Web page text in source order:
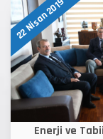
22 Nisan 2019
Enerji ve